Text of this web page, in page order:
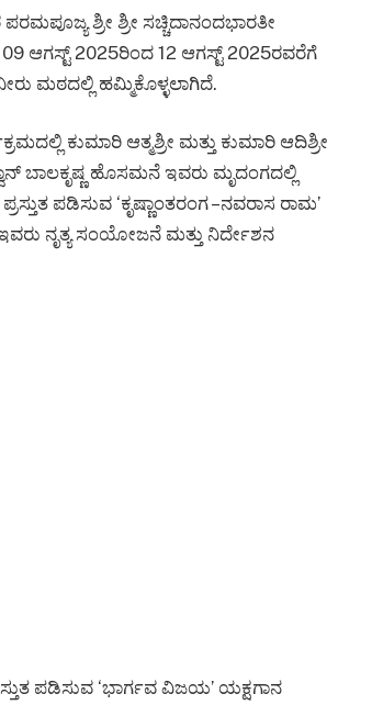
ಶ್ರೀ ಶ್ರೀ ಸಚ್ಚಿದಾನಂದಭಾರತೀ
ಆಗಸ್ಟ್ 2025ರಿಂದ 12 ಆಗಸ್ಟ್ 2025ರವರೆಗೆ
ಮಠದಲ್ಲಿ ಹಮ್ಮಿಕೊಳ್ಳಲಾಗಿದೆ.
ಕುಮಾರಿ ಆತ್ಮಶ್ರೀ ಮತ್ತು ಕುಮಾರಿ ಆದಿಶ್ರೀ
ಬಾಲಕೃಷ್ಣ ಹೊಸಮನೆ ಇವರು ಮೃದಂಗದಲ್ಲಿ
ಪಡಿಸುವ ‘ಕೃಷ್ಣಾಂತರಂಗ –ನವರಾಸ ರಾಮ’
ನೃತ್ಯ ಸಂಯೋಜನೆ ಮತ್ತು ನಿರ್ದೇಶನ
ಪಡಿಸುವ ‘ಭಾರ್ಗವ ವಿಜಯ’ ಯಕ್ಷಗಾನ